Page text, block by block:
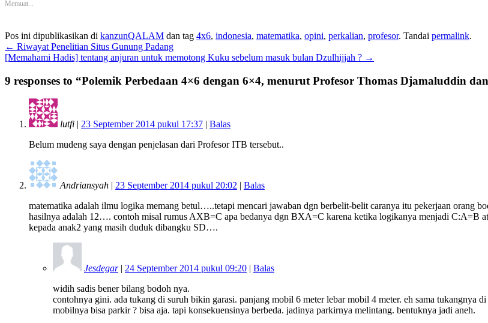
Memuat...
Pos ini dipublikasikan di kanzunQALAM dan tag 4x6, indonesia, matematika, opini, perkalian, profesor. Tandai permalink.
← Riwayat Penelitian Situs Gunung Padang
[Memahami Hadis] tentang anjuran untuk memotong Kuku sebelum masuk bulan Dzulhijjah ? →
9 responses to “Polemik Perbedaan 4×6 dengan 6×4, menurut Profesor Thomas Djamaluddin
lutfi | 23 September 2014 pukul 17:37 | Balas
Belum mudeng saya dengan penjelasan dari Profesor ITB tersebut..
Andriansyah | 23 September 2014 pukul 20:02 | Balas
matematika adalah ilmu logika memang betul…..tetapi mencari jawaban dgn berbelit-belit caranya itu pekerjaan orang
hasilnya adalah 12…. contoh misal rumus AXB=C apa bedanya dgn BXA=C karena ketika logikanya menjadi C:A=B
kepada anak2 yang masih duduk dibangku SD….
Jesdegar | 24 September 2014 pukul 09:20 | Balas
widih sadis bener bilang bodoh nya.
contohnya gini. ada tukang di suruh bikin garasi. panjang mobil 6 meter lebar mobil 4 meter. eh sama tukangnya
mobilnya bisa parkir ? bisa aja. tapi konsekuensinya berbeda. jadinya parkirnya melintang. bentuknya jadi aneh.